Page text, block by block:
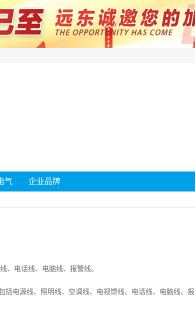
气 企业品牌
、电话线、电脑线、报警线。
括电源线、照明线、空调线、电视馈线、电话线、电脑线、报